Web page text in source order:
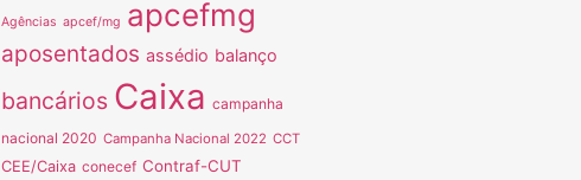
Agências apcef/mg apcefmg
aposentados assédio balanço
bancários Caixa campanha
nacional 2020 Campanha Nacional 2022 CCT
CEE/Caixa conecef Contraf-CUT